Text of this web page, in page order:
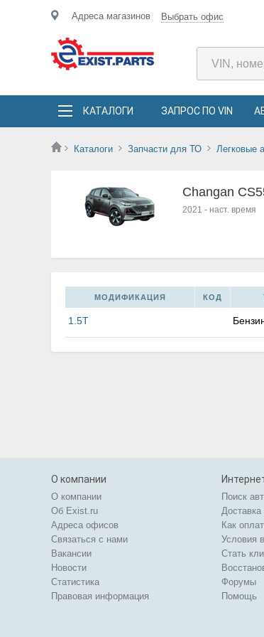
Адреса магазинов Выбрать офис
КАТАЛОГИ ЗАПРОС ПО VIN
Каталоги Запчасти для ТО Легковые
Changan
2021 - наст. время
МОДИФИКАЦИЯ КОД
1.5T
О компании
О компании
Об Exist.ru
Адреса офисов
Связаться с нами
Вакансии
Новости
Статистика
Правовая информация
Поиск
Доставка
Как
Условия
Стать
Форумы
Помощь